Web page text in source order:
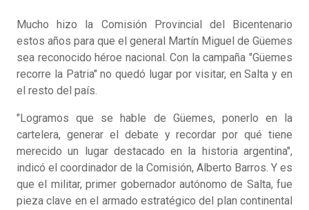
Mucho hizo la Comisión Provincial del Bicentenario
estos años para que el general Martín Miguel de Güemes
sea reconocido héroe nacional. Con la campaña "Güemes
recorre la Patria" no quedó lugar por visitar, en Salta y en
el resto del país.
"Logramos que se hable de Güemes, ponerlo en la
cartelera, generar el debate y recordar por qué tiene
merecido un lugar destacado en la historia argentina",
indicó el coordinador de la Comisión, Alberto Barros. Y es
que el militar, primer gobernador autónomo de Salta, fue
pieza clave en el armado estratégico del plan continental